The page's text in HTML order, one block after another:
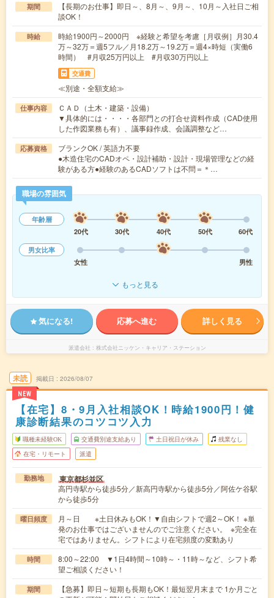
期間
【長期のお仕事】即日～、8月～、9月～、10月～入社日ご相
談OK！
時給
時給1900円～2000円 ※経験と希望を考慮［月収例］月30.4
万～32万＝週5フル／月18.2万～19.2万＝週4×時短（実働6
時間） #月収25万円以上 #月収30万円以上
交通費
≪別途・全額支給≫
仕事内容
ＣＡＤ（土木・建築・設備）
▼具体的には・・・・各部門との打合せ資料作成（CAD使用
した作図業務も有）、議事録作成、会議調整など…
応募資格
ブランクOK / 英語力不要
●木造住宅のCADオペ・設計補助・設計・現場管理などの経
験がある方●経験のあるCADソフトは不問＝＊…
職場の雰囲気
年齢層
20代
30代 40代 50代
60代
男女比率
女性
男性
もっと見る
気になる! 応募へ進む 詳しく見る
派遣会社 株式会社ニッケン・キャリア・ステーション
未読
NEW
掲載日 2026/08/07
【在宅】8・9月入社相談OK！時給1900円！健
康診断結果のコツコツ入力
職種未経験OK 交通費別途支給あり 土日祝日が休み 残業なし
在宅・リモート 派遣
勤務地 東京都杉並区
高円寺駅から徒歩5分／新高円寺駅から徒歩5分／阿佐ケ谷駅
から徒歩5分
曜日頻度
月～日 ※土日休みもOK！▼自由シフトで週2～OK！ ※単
発のお仕事ではございませんのでご注意ください。 ※完全在
宅ではありません。シフトにより在宅頻度の変動あり
時間
8:00～22:00 ▼1日4時間～10時～・11時～など、シフト希
望ご相談ください！
期間
【急募】即日～短期も長期もOK！最短翌月末まで 1か月ごと